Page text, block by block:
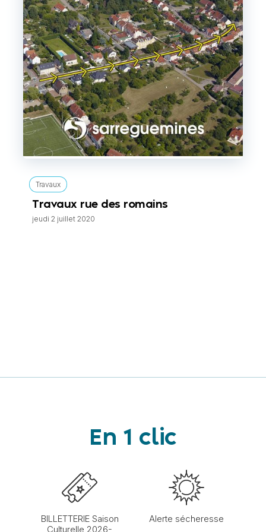
Travaux
Travaux rue des romains
jeudi 2 juillet 2020
En 1 clic
BILLETTERIE Saison
Culturelle 2026-
Alerte sécheresse